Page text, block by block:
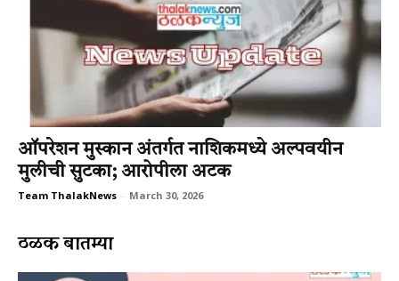
ऑपरेशन मुस्कान अंतर्गत नाशिकमध्ये अल्पवयीन
मुलीची सुटका; आरोपीला अटक
Team ThalakNews - March 30, 2026
ठळक बातम्या